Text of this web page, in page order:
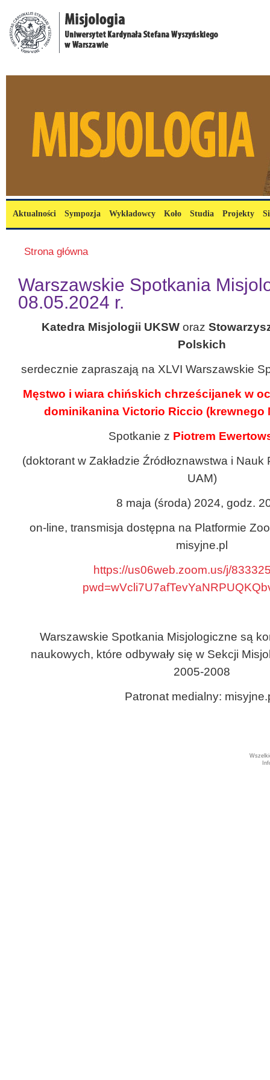
Menu główne
Aktualności Sympozja Wykładowcy Koło Studia Projekty
Jesteś tutaj
Strona główna
Warszawskie Spotkania
08.05.2024 r.
Katedra Misjologii UKSW oraz
Polskich
serdecznie zapraszają na XLVI Warszawskie
Męstwo i wiara chińskich chrześcijanek w
dominikanina Victorio Riccio (krewnego
Spotkanie z Piotrem
(doktorant w Zakładzie Źródłoznawstwa i
UAM)
8 maja (środa) 2024, godz.
on-line, transmisja dostępna na Platformie
misyjne.pl
https://us06web.zoom.us/j/
Warszawskie Spotkania Misjologiczne są
naukowych, które odbywały się w Sekcji
2005-2008
Patronat medialny: